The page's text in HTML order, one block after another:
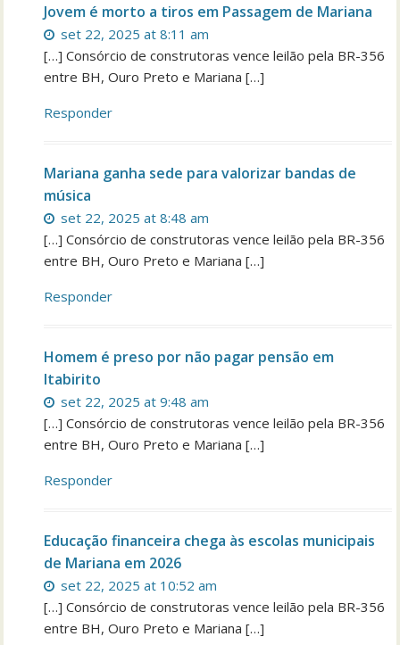
Jovem é morto a tiros em Passagem de Mariana
set 22, 2025 at 8:11 am
[…] Consórcio de construtoras vence leilão pela BR-356
entre BH, Ouro Preto e Mariana […]
Responder
Mariana ganha sede para valorizar bandas de
música
set 22, 2025 at 8:48 am
[…] Consórcio de construtoras vence leilão pela BR-356
entre BH, Ouro Preto e Mariana […]
Responder
Homem é preso por não pagar pensão em
Itabirito
set 22, 2025 at 9:48 am
[…] Consórcio de construtoras vence leilão pela BR-356
entre BH, Ouro Preto e Mariana […]
Responder
Educação financeira chega às escolas municipais
de Mariana em 2026
set 22, 2025 at 10:52 am
[…] Consórcio de construtoras vence leilão pela BR-356
entre BH, Ouro Preto e Mariana […]